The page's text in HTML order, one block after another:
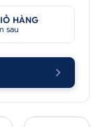
HÀNG
sau